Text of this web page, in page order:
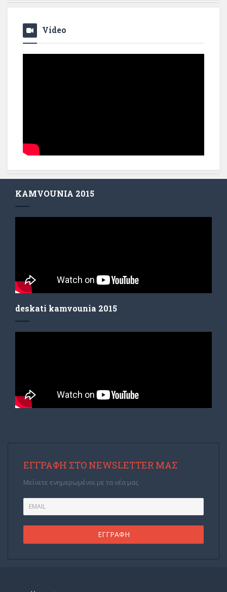
Video
KAMVOUNIA 2015
deskati kamvounia 2015
ΕΓΓΡΑΦΉ ΣΤΟ NEWSLETTER ΜΑΣ
Μείνετε ενημερωμένοι με τα νέα μας